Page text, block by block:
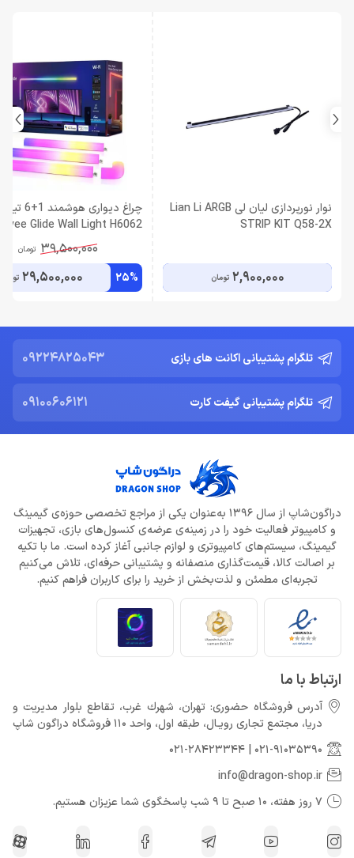
نوار نورپردازی لیان لی Lian Li ARGB
STRIP KIT Q58-2X
2,900,000 تومان
چراغ دیواری هوشمند 1+6 تیکه
Glide Wall Light H6062
39,500,000 تومان
25%
29,500,000 تومان
تلگرام پشتیبانی اکانت های بازی 09224825043
تلگرام پشتیبانی گیفت کارت 09100606121
دراگون‌شاپ از سال 1396 به‌عنوان یکی از مراجع تخصصی حوزه‌ی گیمینگ
و کامپیوتر فعالیت خود را در زمینه‌ی عرضه‌ی کنسول‌های بازی، تجهیزات
گیمینگ، سیستم‌های کامپیوتری و لوازم جانبی آغاز کرده است. ما با تکیه
بر اصالت کالا، قیمت‌گذاری منصفانه و پشتیبانی حرفه‌ای، تلاش می‌کنیم
تجربه‌ای مطمئن و لذت‌بخش از خرید را برای کاربران فراهم کنیم.
ارتباط با ما
آدرس فروشگاه حضوری: تهران، شهرك غرب، تقاطع بلوار مدیریت و
دريا، مجتمع تجارى رويـال، طبقه اول، واحد 110 فروشگاه دراگون شاپ
021-91035390
021-28423344
info@dragon-shop.ir
7 روز هفته، 10 صبح تا 9 شب پاسخگوی شما عزیزان هستیم.